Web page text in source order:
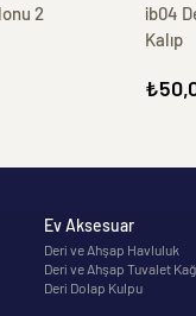
2
ib04
Kalıp
Ev Aksesuar
Deri ve Ahşap Havluluk
Deri ve Ahşap Tuvalet
Deri Dolap Kulpu